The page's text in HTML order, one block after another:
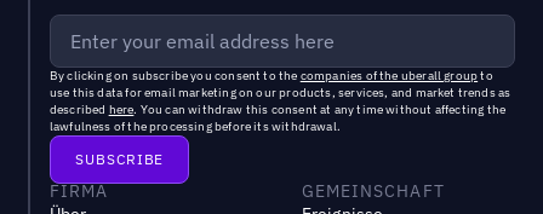
By clicking on subscribe you consent to the companies of the uberall groupto
use this data for email marketing on our products, services, and market trends as
described here. You can withdraw this consent at any time without affecting the
lawfulness of the processing before its withdrawal.
FIRMA
GEMEINSCHAFT